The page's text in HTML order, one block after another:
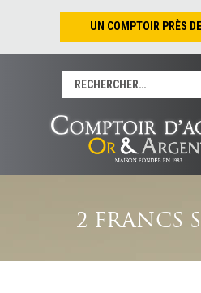
UN COMPTOIR PRÈS
Nantes – Jean-
Nantes –
Tours
La
La Roche/
Rechercher :
2 FRANCS